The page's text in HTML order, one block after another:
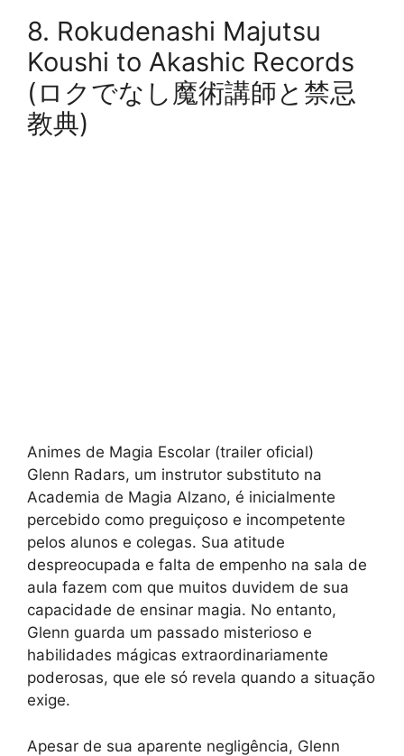
8. Rokudenashi Majutsu
Koushi to Akashic Records
(ロクでなし魔術講師と禁忌
教典)
Animes de Magia Escolar (trailer oficial)
Glenn Radars, um instrutor substituto na
Academia de Magia Alzano, é inicialmente
percebido como preguiçoso e incompetente
pelos alunos e colegas. Sua atitude
despreocupada e falta de empenho na sala de
aula fazem com que muitos duvidem de sua
capacidade de ensinar magia. No entanto,
Glenn guarda um passado misterioso e
habilidades mágicas extraordinariamente
poderosas, que ele só revela quando a situação
exige.
Apesar de sua aparente negligência, Glenn